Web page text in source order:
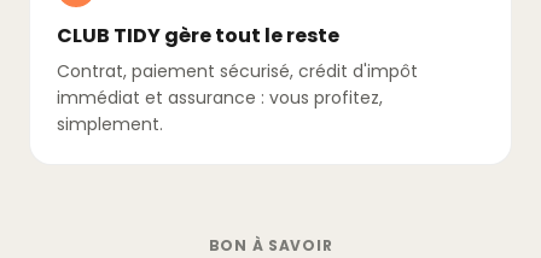
CLUB TIDY gère tout le reste
Contrat, paiement sécurisé, crédit d'impôt
immédiat et assurance : vous profitez,
simplement.
BON À SAVOIR